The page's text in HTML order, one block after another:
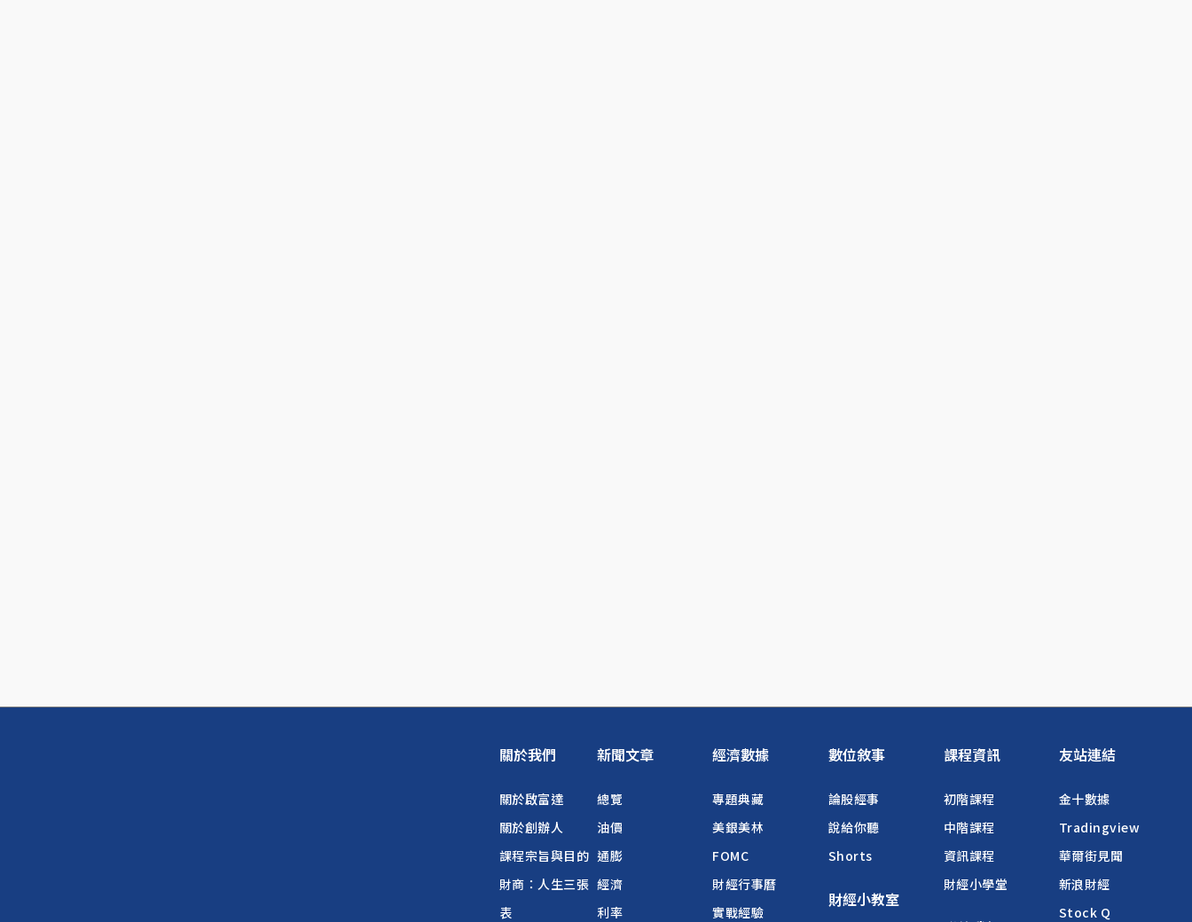
關於我們
關於啟富達
關於創辦人
課程宗旨與目的
財商：人生三張
表
新聞文章
總覽
油價
通膨
經濟
利率
經濟數據
專題典藏
美銀美林
FOMC
財經行事曆
實戰經驗
數位敘事
論股經事
說給你聽
Shorts
財經小教室
課程資訊
初階課程
中階課程
資訊課程
財經小學堂
友站連結
金十數據
Tradingview
華爾街見聞
新浪財經
Stock Q